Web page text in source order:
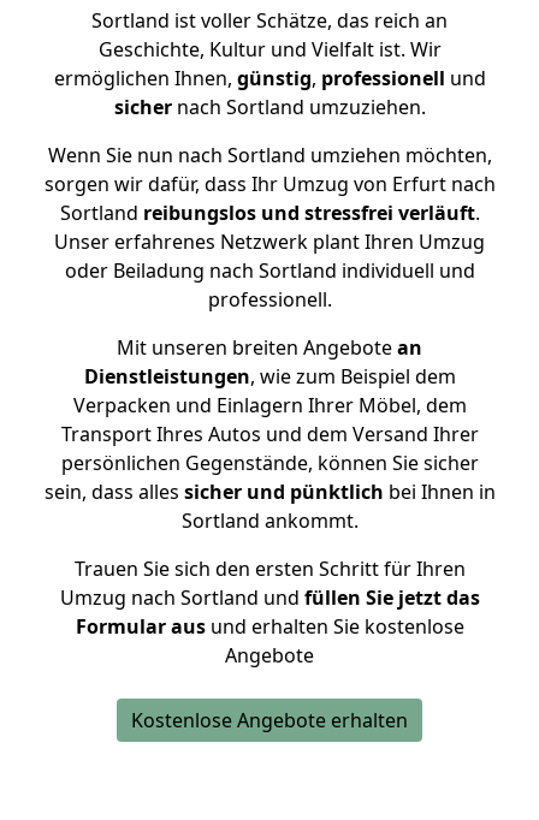
Sortland ist voller Schätze, das reich an
Geschichte, Kultur und Vielfalt ist. Wir
ermöglichen Ihnen, günstig, professionell und
sichernach Sortland umzuziehen.
Wenn Sie nun nach Sortland umziehen möchten,
sorgen wir dafür, dass Ihr Umzug von Erfurt nach
Sortland reibungslos und stressfrei verläuft.
Unser erfahrenes Netzwerk plant Ihren Umzug
oder Beiladung nach Sortland individuell und
professionell.
Mit unseren breiten Angebotean
Dienstleistungen, wie zum Beispiel dem
Verpacken und Einlagern Ihrer Möbel, dem
Transport Ihres Autos und dem Versand Ihrer
persönlichen Gegenstände, können Sie sicher
sein, dass alles sicher und pünktlich bei Ihnen in
Sortland ankommt.
Trauen Sie sich den ersten Schritt für Ihren
Umzug nach Sortland und füllen Sie jetzt das
Formular ausund erhalten Sie kostenlose
Angebote
Kostenlose Angebote erhalten